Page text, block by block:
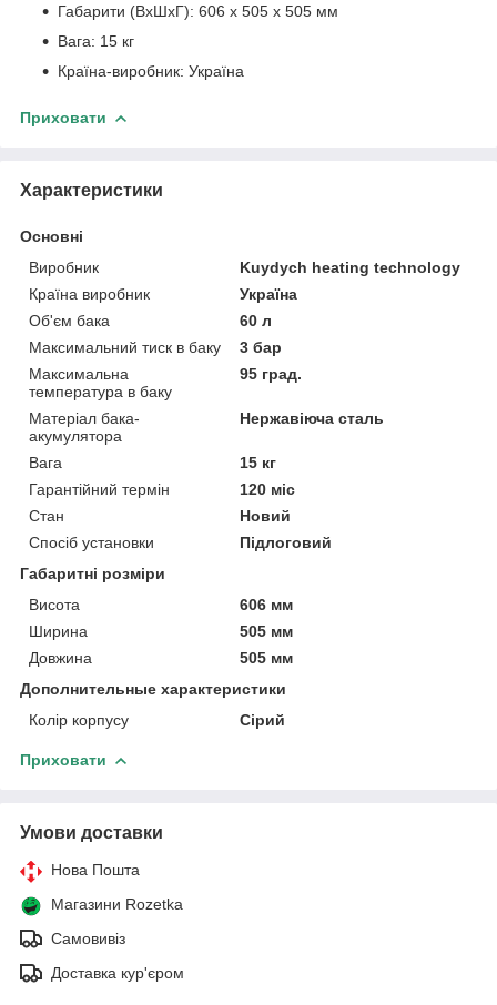
Габарити (ВхШхГ): 606 x 505 x 505 мм
Вага: 15 кг
Країна-виробник: Україна
Приховати
Характеристики
Основні
Виробник
Kuydych heating technology
Країна виробник
Україна
Об'єм бака
60 л
Максимальний тиск в баку
3 бар
Максимальна
температура в баку
95 град.
Матеріал бака-
акумулятора
Нержавіюча сталь
Вага
15 кг
Гарантійний термін
120 міс
Стан
Новий
Спосіб установки
Підлоговий
Габаритні розміри
Висота
606 мм
Ширина
505 мм
Довжина
505 мм
Дополнительные характеристики
Колір корпусу
Сірий
Приховати
Умови доставки
Нова Пошта
Магазини Rozetka
Самовивіз
Доставка кур'єром